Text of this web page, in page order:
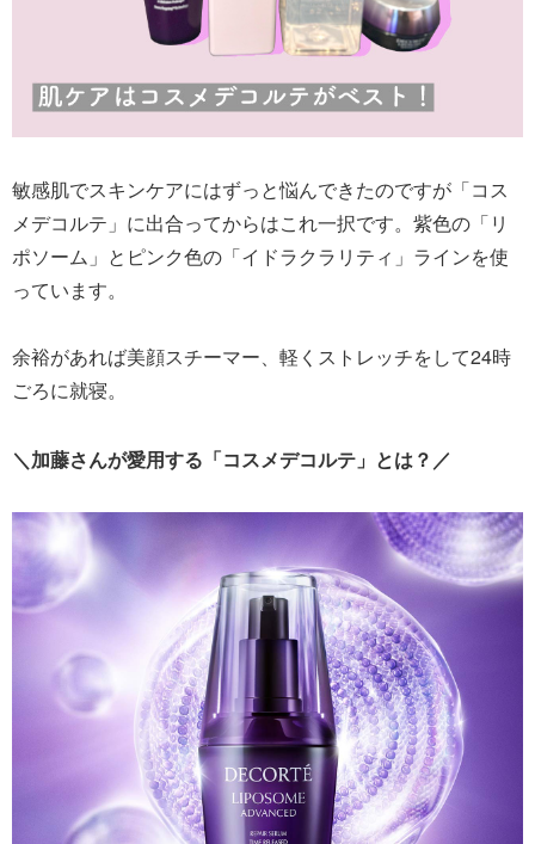
敏感肌でスキンケアにはずっと悩んできたのですが「コス
メデコルテ」に出合ってからはこれ一択です。紫色の「リ
ポソーム」とピンク色の「イドラクラリティ」ラインを使
っています。
余裕があれば美顔スチーマー、軽くストレッチをして24時
ごろに就寝。
＼加藤さんが愛用する「コスメデコルテ」とは？／